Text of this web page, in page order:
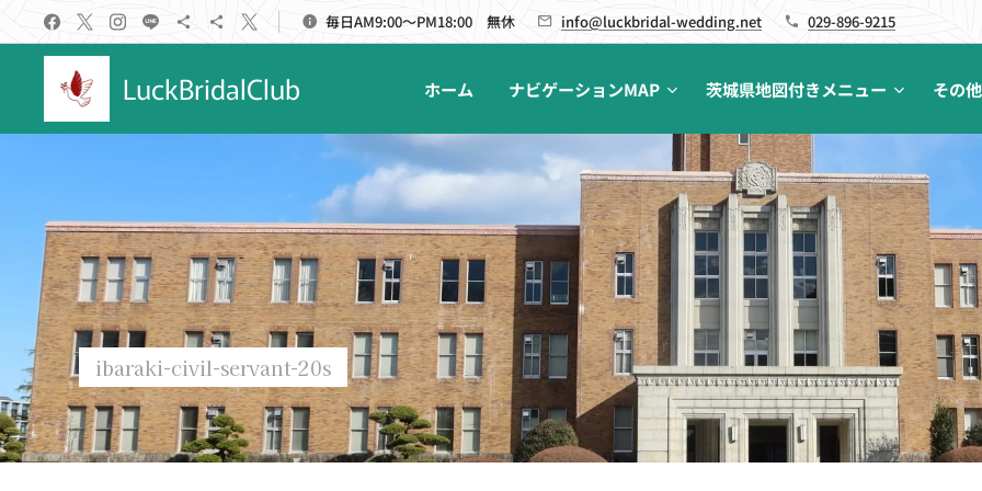
毎日AM9:00～PM18:00 無休 info@luckbridal-wedding.net 029-896-9215
LuckBridalClub ホーム ナビゲーションMAP 茨城県地図付きメニュー その他
ibaraki-civil-servant-20s